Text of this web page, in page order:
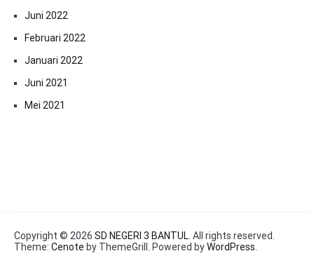
Juni 2022
Februari 2022
Januari 2022
Juni 2021
Mei 2021
Copyright © 2026 SD NEGERI 3 BANTUL . All rights reserved.
Theme: Cenote by ThemeGrill. Powered byWordPress